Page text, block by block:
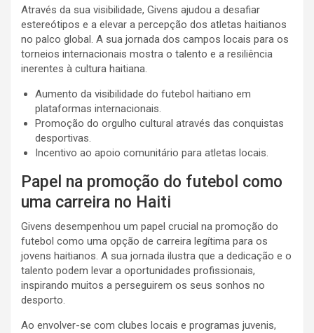
Através da sua visibilidade, Givens ajudou a desafiar
estereótipos e a elevar a percepção dos atletas haitianos
no palco global. A sua jornada dos campos locais para os
torneios internacionais mostra o talento e a resiliência
inerentes à cultura haitiana.
Aumento da visibilidade do futebol haitiano em
plataformas internacionais.
Promoção do orgulho cultural através das conquistas
desportivas.
Incentivo ao apoio comunitário para atletas locais.
Papel na promoção do futebol como
uma carreira no Haiti
Givens desempenhou um papel crucial na promoção do
futebol como uma opção de carreira legítima para os
jovens haitianos. A sua jornada ilustra que a dedicação e o
talento podem levar a oportunidades profissionais,
inspirando muitos a perseguirem os seus sonhos no
desporto.
Ao envolver-se com clubes locais e programas juvenis,